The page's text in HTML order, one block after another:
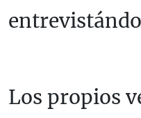
Los propios